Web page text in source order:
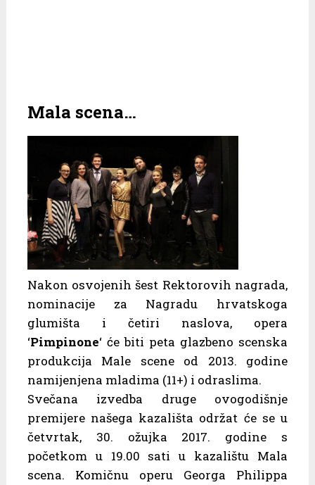
Mala scena…
Nakon osvojenih šest Rektorovih nagrada,
nominacije za Nagradu hrvatskoga
glumišta i četiri naslova, opera
‘Pimpinone‘ će biti peta glazbeno scenska
produkcija Male scene od 2013. godine
namijenjena mladima (11+) i odraslima.
Svečana izvedba druge ovogodišnje
premijere našega kazališta održat će se u
četvrtak, 30. ožujka 2017. godine s
početkom u 19.00 sati u kazalištu Mala
scena. Komičnu operu Georga Philippa